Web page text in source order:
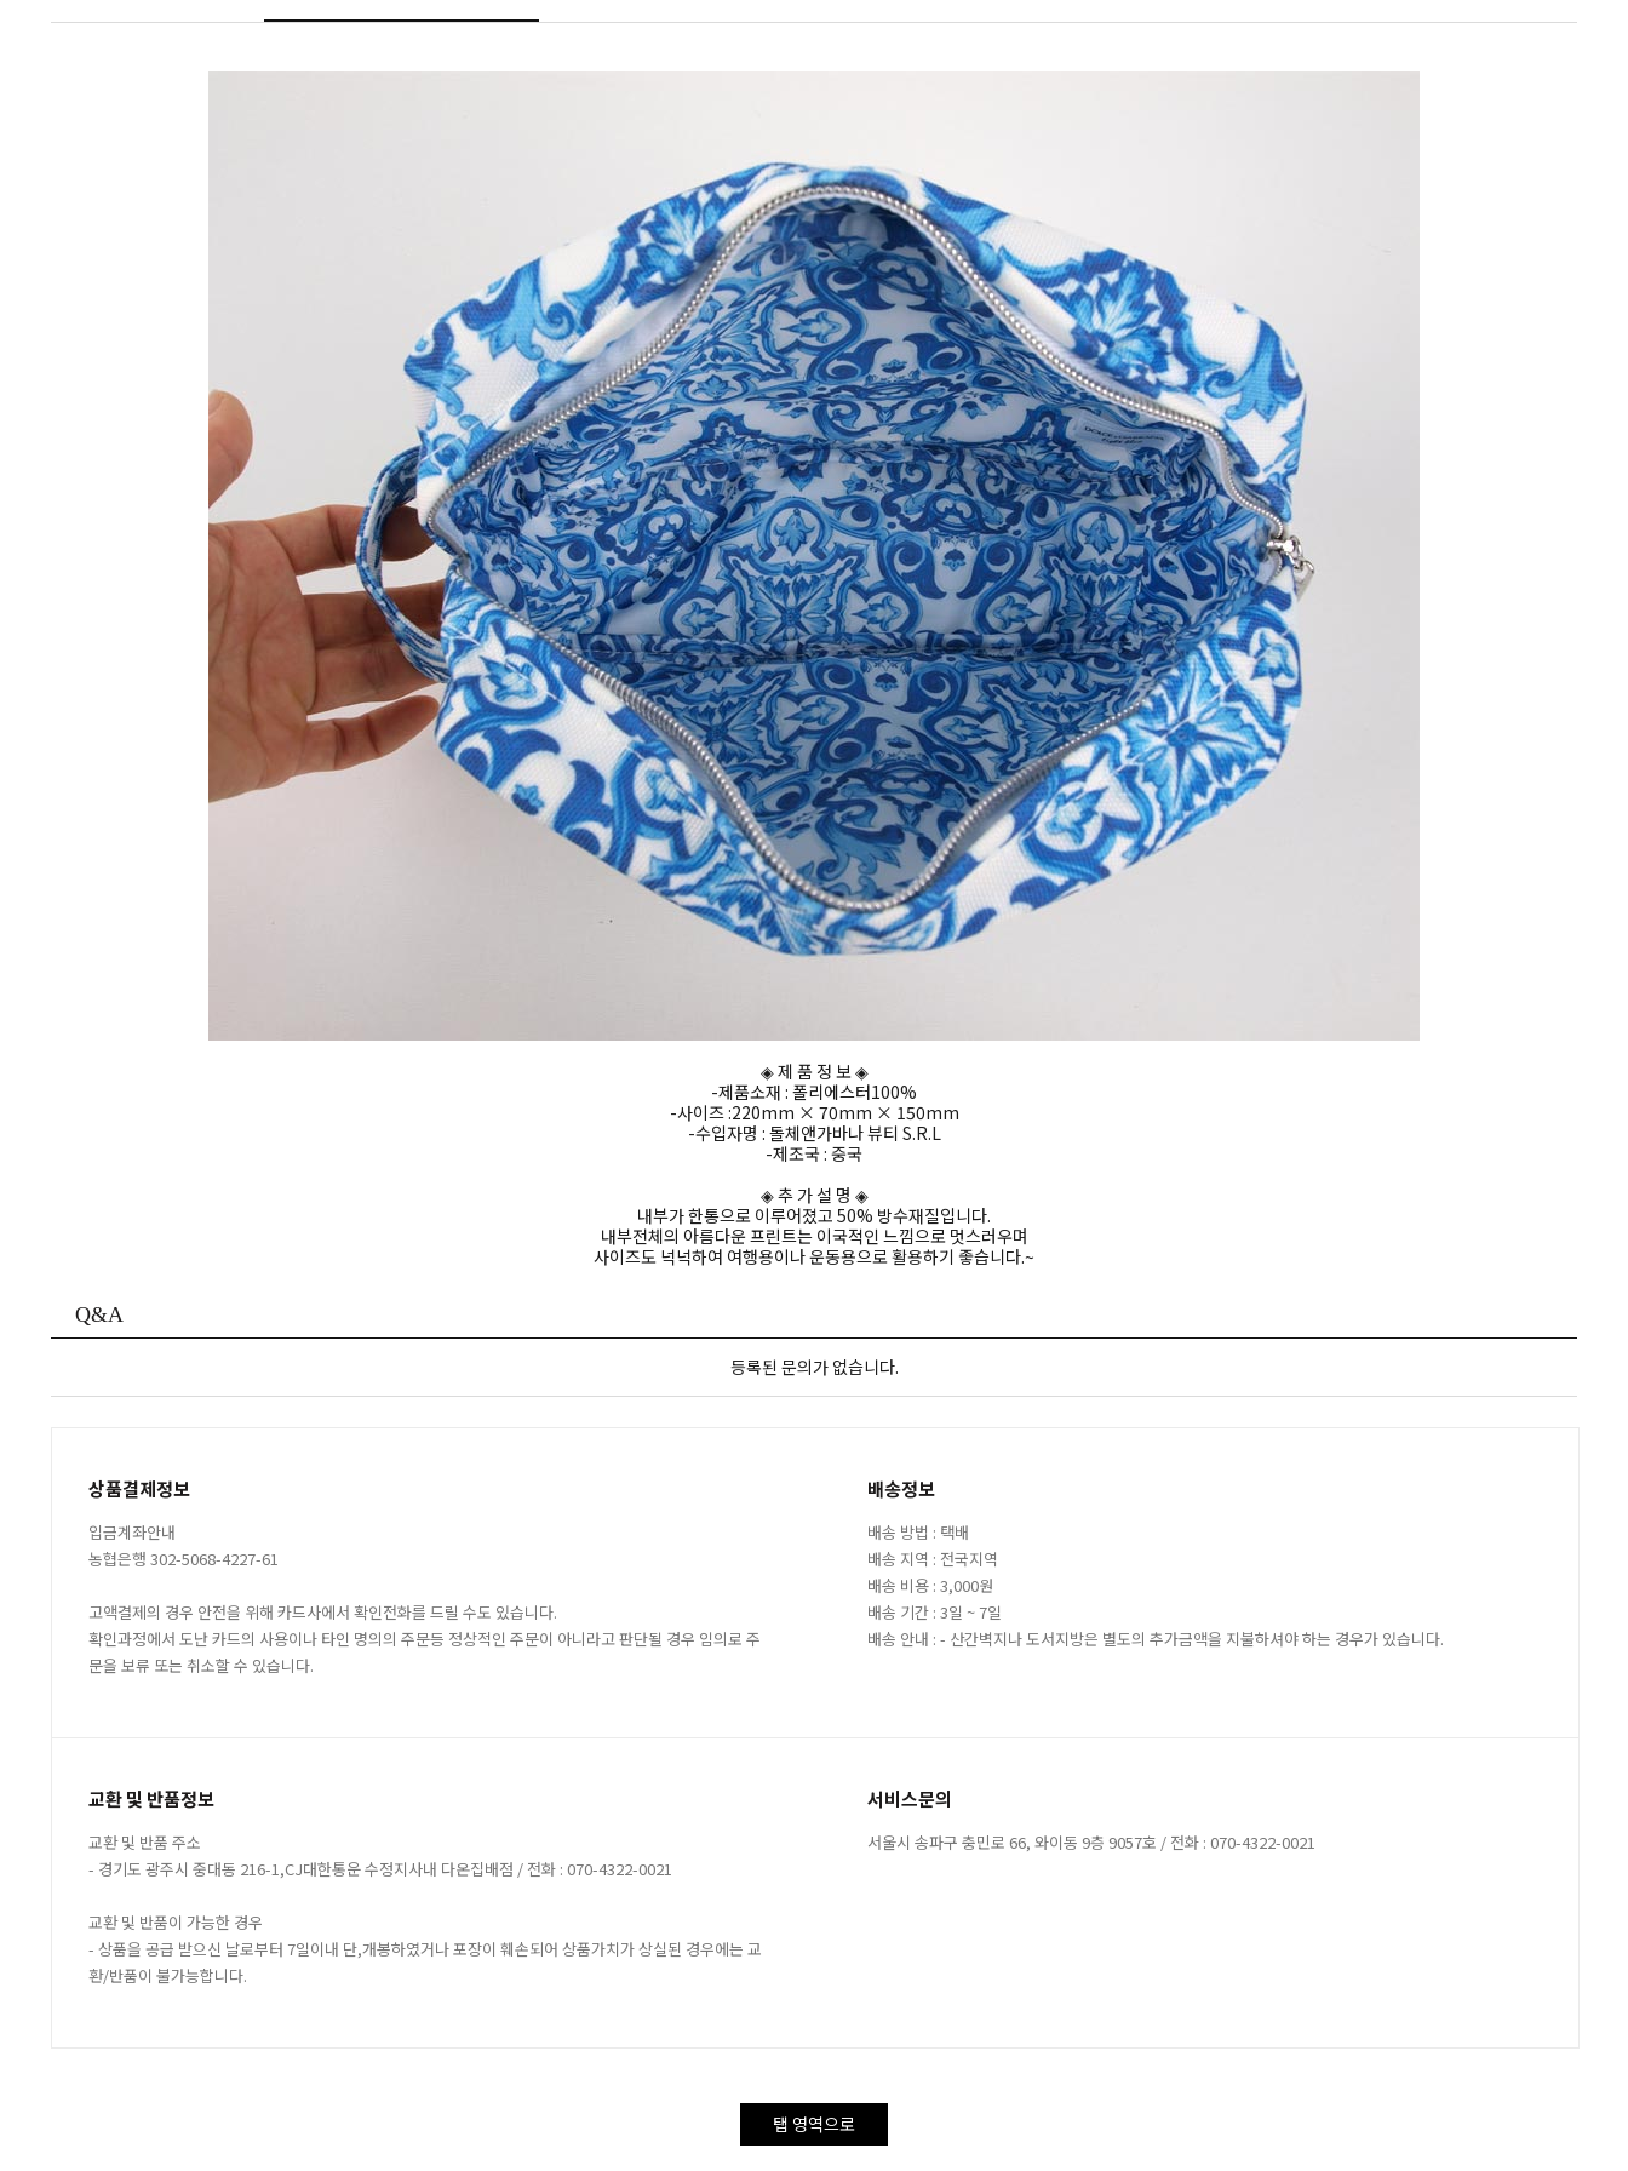
◈ 제 품 정 보 ◈
-제품소재 : 폴리에스터100%
-사이즈 :220mm × 70mm × 150mm
-수입자명 : 돌체앤가바나 뷰티 S.R.L
-제조국 : 중국
◈ 추 가 설 명 ◈
내부가 한통으로 이루어졌고 50% 방수재질입니다.
내부전체의 아름다운 프린트는 이국적인 느낌으로 멋스러우며
사이즈도 넉넉하여 여행용이나 운동용으로 활용하기 좋습니다.~
Q&A
등록된 문의가 없습니다.
상품결제정보
입금계좌안내
농협은행 302-5068-4227-61
고액결제의 경우 안전을 위해 카드사에서 확인전화를 드릴 수도 있습니다.
확인과정에서 도난 카드의 사용이나 타인 명의의 주문등 정상적인 주문이 아니라고 판단될 경우 임의로 주
문을 보류 또는 취소할 수 있습니다.
배송정보
배송 방법 : 택배
배송 지역 : 전국지역
배송 비용 : 3,000원
배송 기간 : 3일 ~ 7일
배송 안내 : - 산간벽지나 도서지방은 별도의 추가금액을 지불하셔야 하는 경우가 있습니다.
교환 및 반품정보
교환 및 반품 주소
- 경기도 광주시 중대동 216-1,CJ대한통운 수정지사내 다온집배점 / 전화 : 070-4322-0021
교환 및 반품이 가능한 경우
- 상품을 공급 받으신 날로부터 7일이내 단,개봉하였거나 포장이 훼손되어 상품가치가 상실된 경우에는 교
환/반품이 불가능합니다.
서비스문의
서울시 송파구 충민로 66, 와이동 9층 9057호 / 전화 : 070-4322-0021
탭 영역으로